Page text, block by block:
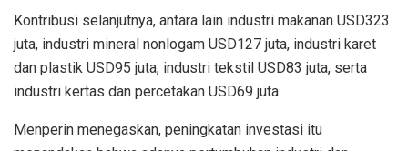
Kontribusi selanjutnya, antara lain industri makanan USD323
juta, industri mineral nonlogam USD127 juta, industri karet
dan plastik USD95 juta, industri tekstil USD83 juta, serta
industri kertas dan percetakan USD69 juta.
Menperin menegaskan, peningkatan investasi itu